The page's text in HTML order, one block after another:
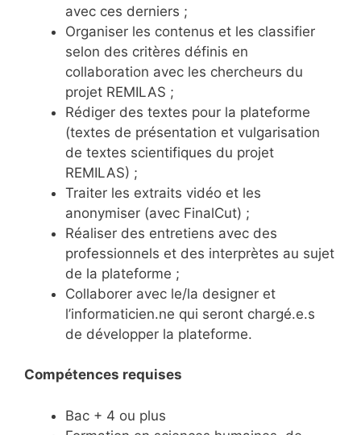
avec ces derniers ;
Organiser les contenus et les classifier
selon des critères définis en
collaboration avec les chercheurs du
projet REMILAS ;
Rédiger des textes pour la plateforme
(textes de présentation et vulgarisation
de textes scientifiques du projet
REMILAS) ;
Traiter les extraits vidéo et les
anonymiser (avec FinalCut) ;
Réaliser des entretiens avec des
professionnels et des interprètes au sujet
de la plateforme ;
Collaborer avec le/la designer et
l’informaticien.ne qui seront chargé.e.s
de développer la plateforme.
Compétences requises
Bac + 4 ou plus